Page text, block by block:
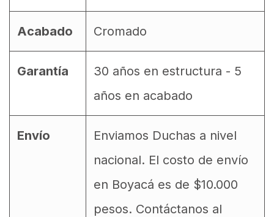
Acabado Cromado
Garantía
30 años en estructura - 5
años en acabado
Envío
Enviamos Duchas a nivel
nacional. El costo de envío
en Boyacá es de $10.000
pesos. Contáctanos al